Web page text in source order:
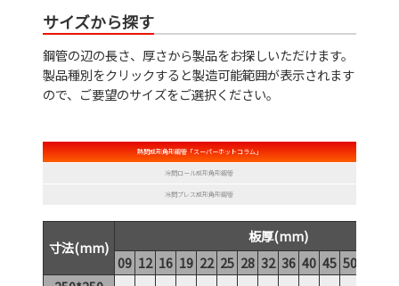
サイズから探す
鋼管の辺の長さ、厚さから製品をお探しいただけます。
製品種別をクリックすると製造可能範囲が表示されます
ので、ご要望のサイズをご選択ください。
熱間成形角形鋼管「スーパーホットコラム」
冷間ロール成形角形鋼管
冷間プレス成形角形鋼管
寸法(mm)
板厚(mm)
09 12 16 19 22 25 28 32 36 40 45 50